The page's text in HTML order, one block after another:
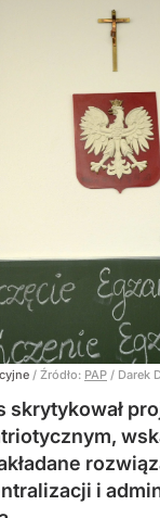
/ Źródło: PAP / Darek
skrytykował
i